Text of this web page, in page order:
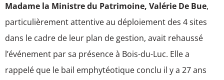
Madame la Ministre du Patrimoine, Valérie De Bue,
particulièrement attentive au déploiement des 4 sites
dans le cadre de leur plan de gestion, avait rehaussé
l’événement par sa présence à Bois-du-Luc. Elle a
rappelé que le bail emphytéotique conclu il y a 27 ans